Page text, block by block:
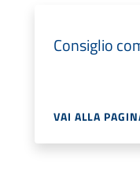
Consiglio
VAI ALLA